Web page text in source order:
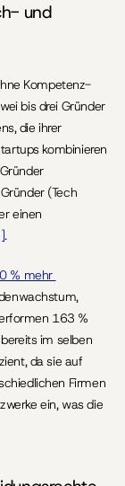
und
Kompetenz-
bis drei Gründer
die ihrer
kombinieren
(Tech
einen
.
% mehr
163 %
im selben
da sie auf
Firmen
ein, was die